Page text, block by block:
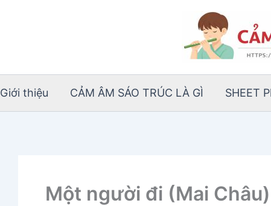
Giới thiệu CẢM ÂM SÁO TRÚC LÀ GÌ SHEET
Một người đi (Mai Châu)